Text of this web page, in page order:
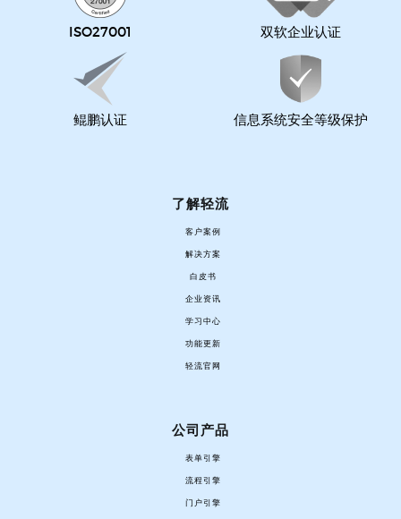
ISO27001 双软企业认证
鲲鹏认证 信息系统安全等级保护
了解轻流
客户案例
解决方案
白皮书
企业资讯
学习中心
功能更新
轻流官网
公司产品
表单引擎
流程引擎
门户引擎